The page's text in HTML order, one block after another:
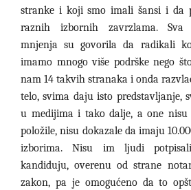
stranke i koji smo imali šansi i da
raznih izbornih zavrzlama. Sva
mnjenja su govorila da radikali
imamo mnogo više podrške nego
nam 14 takvih stranaka i onda
telo, svima daju isto predstavljanje,
u medijima i tako dalje, a one nisu
položile, nisu dokazale da imaju
izborima. Nisu im ljudi
kandiduju, overenu od strane
zakon, pa je omogućeno da to